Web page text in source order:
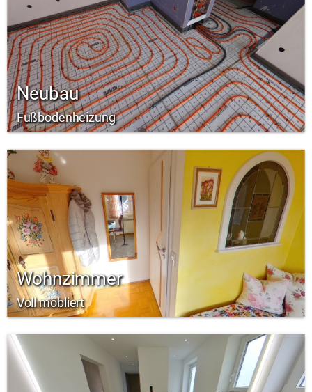
Neubau
Fußbodenheizung
Wohnzimmer
Voll möbliert